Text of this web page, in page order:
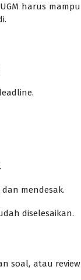
harus mampu
mendesak.
diselesaikan.
soal, atau review